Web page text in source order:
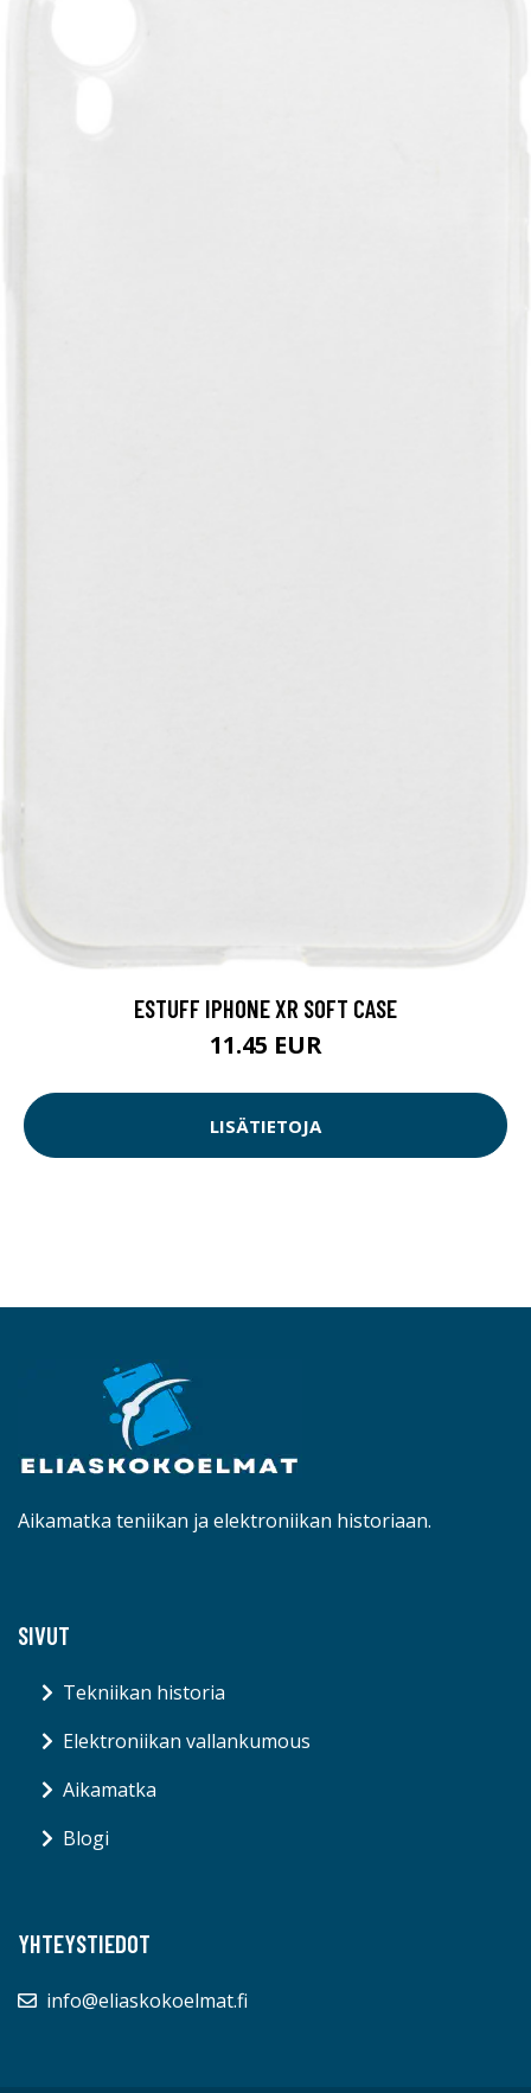
ESTUFF IPHONE XR SOFT CASE
11.45 EUR
LISÄTIETOJA
Aikamatka teniikan ja elektroniikan historiaan.
SIVUT
Tekniikan historia
Elektroniikan vallankumous
Aikamatka
Blogi
YHTEYSTIEDOT
info@eliaskokoelmat.fi